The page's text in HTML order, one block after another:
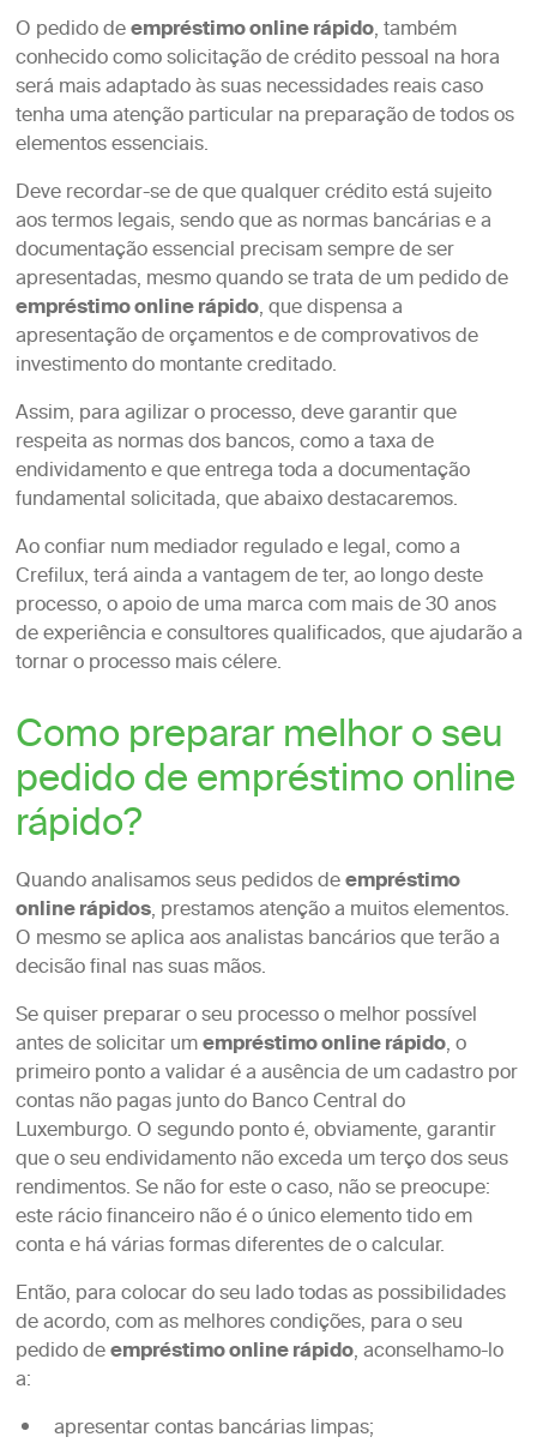
O pedido deempréstimo online rápido, também
conhecido como solicitação de crédito pessoal na hora
será mais adaptado às suas necessidades reais caso
tenha uma atenção particular na preparação de todos os
elementos essenciais.
Deve recordar-se de que qualquer crédito está sujeito
aos termos legais, sendo que as normas bancárias e a
documentação essencial precisam sempre de ser
apresentadas, mesmo quando se trata de um pedido de
empréstimo online rápido, que dispensa a
apresentação de orçamentos e de comprovativos de
investimento do montante creditado.
Assim, para agilizar o processo, deve garantir que
respeita as normas dos bancos, como a taxa de
endividamento e que entrega toda a documentação
fundamental solicitada, que abaixo destacaremos.
Ao confiar num mediador regulado e legal, como a
Crefilux, terá ainda a vantagem de ter, ao longo deste
processo, o apoio de uma marca com mais de 30 anos
de experiência e consultores qualificados, que ajudarão a
tornar o processo mais célere.
Como preparar melhor o seu
pedido de empréstimo online
rápido?
Quando analisamos seus pedidos deempréstimo
online rápidos, prestamos atenção a muitos elementos.
O mesmo se aplica aos analistas bancários que terão a
decisão final nas suas mãos.
Se quiser preparar o seu processo o melhor possível
antes de solicitar umempréstimo online rápido, o
primeiro ponto a validar é a ausência de um cadastro por
contas não pagas junto do Banco Central do
Luxemburgo. O segundo ponto é, obviamente, garantir
que o seu endividamento não exceda um terço dos seus
rendimentos. Se não for este o caso, não se preocupe:
este rácio financeiro não é o único elemento tido em
conta e há várias formas diferentes de o calcular.
Então, para colocar do seu lado todas as possibilidades
de acordo, com as melhores condições, para o seu
pedido deempréstimo online rápido, aconselhamo-lo
a:
apresentar contas bancárias limpas;